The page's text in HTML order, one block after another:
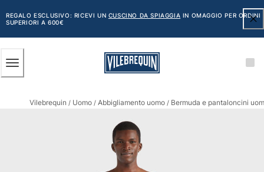
AL
CONTENUTO
PRINCIPALE
REGALO ESCLUSIVO: RICEVI UN CUSCINO DA SPIAGGIA IN OMAGGIO PER ORDINI
SUPERIORI A 600€
Vedi tutti i Uomo
Costumi da bagno
Pantaloncini mare
Vilebrequin / Uomo / Abbigliamento uomo / Bermuda e pantaloncini